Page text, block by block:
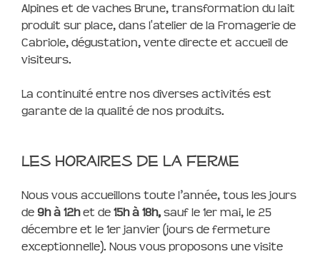
Alpines et de vaches Brune, transformation du lait
produit sur place, dans l'atelier de la Fromagerie de
Cabriole, dégustation, vente directe et accueil de
visiteurs.
La continuité entre nos diverses activités est
garante de la qualité de nos produits.
Les horaires de la Ferme
Nous vous accueillons toute l’année, tous les jours
de 9h à 12het de 15h à 18h, sauf le 1er mai, le 25
décembre et le 1er janvier (jours de fermeture
exceptionnelle). Nous vous proposons une visite